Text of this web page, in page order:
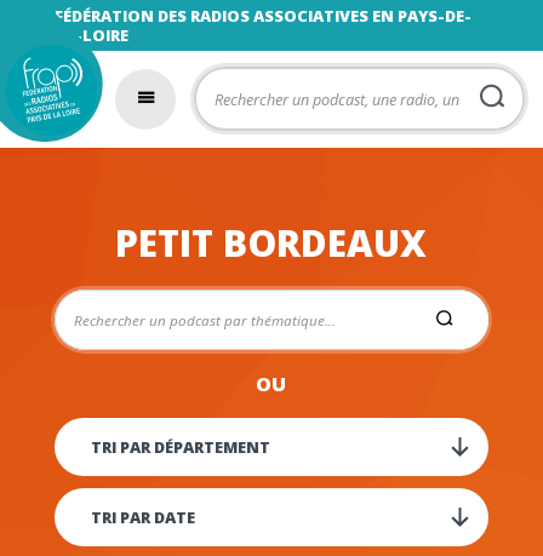
FÉDÉRATION DES RADIOS ASSOCIATIVES EN PAYS-DE-
LA-LOIRE
PETIT BORDEAUX
OU